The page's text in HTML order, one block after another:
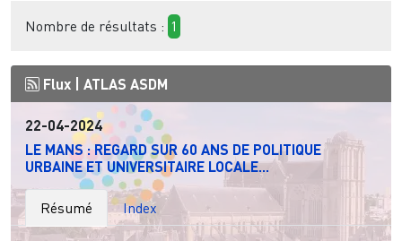
Nombre de résultats : 1
Flux | ATLAS ASDM
22-04-2024
LE MANS : REGARD SUR 60 ANS DE POLITIQUE
URBAINE ET UNIVERSITAIRE LOCALE...
Résumé Index